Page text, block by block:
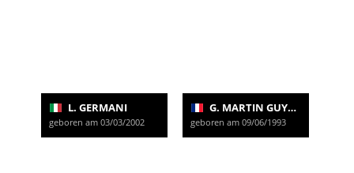
L. GERMANI
geboren am 03/03/2002
G. MARTIN GUYONNET
geboren am 09/06/1993